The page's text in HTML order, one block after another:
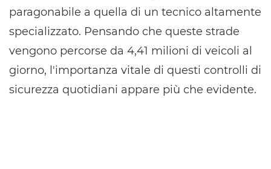
paragonabile a quella di un tecnico altamente
specializzato. Pensando che queste strade
vengono percorse da 4,41 milioni di veicoli al
giorno, l'importanza vitale di questi controlli di
sicurezza quotidiani appare più che evidente.